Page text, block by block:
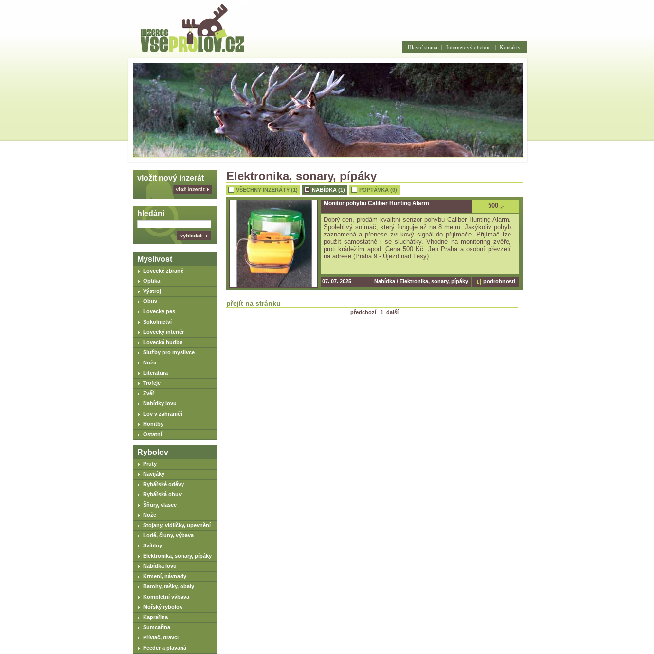
Elektronika, sonary, pípáky
VŠECHNY INZERÁTY (1) NABÍDKA (1) POPTÁVKA (0)
Monitor pohybu Caliber Hunting Alarm
500 ,-
Dobrý den, prodám kvalitní senzor pohybu Caliber Hunting Alarm.
Spolehlivý snímač, který funguje až na 8 metrů. Jakýkoliv pohyb
zaznamená a přenese zvukový signál do přijímače. Přijímač lze
použít samostatně i se sluchátky. Vhodné na monitoring zvěře,
proti krádežím apod. Cena 500 Kč. Jen Praha a osobní převzetí
na adrese (Praha 9 - Újezd nad Lesy).
podrobnosti
07. 07. 2025 Nabídka / Elektronika, sonary, pípáky
přejít na stránku
předchozí 1 další
vložit nový inzerát
vlož
hledání
Myslivost
Lovecké zbraně
Optika
Výstroj
Obuv
Lovecký pes
Sokolnictví
Lovecký interiér
Lovecká hudba
Služby pro myslivce
Nože
Literatura
Trofeje
Zvěř
Nabídky lovu
Lov v zahraničí
Honitby
Ostatní
Rybolov
Pruty
Navijáky
Rybářské oděvy
Rybářská obuv
Šňůry, vlasce
Nože
Stojany, vidličky, upevnění
Lodě, čluny, výbava
Svítilny
Elektronika, sonary, pípáky
Nabídka lovu
Krmení, návnady
Batohy, tašky, obaly
Kompletní výbava
Mořský rybolov
Kaprařina
Sumcařina
Přívlač, dravci
Feeder a plavaná
strana
Skoč
Hlavní strana | Internetový obchod | Kontakty